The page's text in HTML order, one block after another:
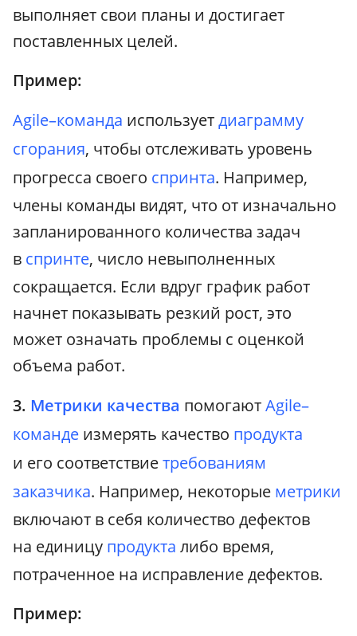
выполняет свои планы и достигает
поставленных целей.
Пример:
Agile–команда используетдиаграмму
сгорания, чтобы отслеживать уровень
прогресса своего спринта. Например,
члены команды видят, что от изначально
запланированного количества задач
в спринте, число невыполненных
сокращается. Если вдруг график работ
начнет показывать резкий рост, это
может означать проблемы с оценкой
объема работ.
3. Метрики качества помогаютAgile–
команде измерять качество продукта
и его соответствиетребованиям
заказчика. Например, некоторые метрики
включают в себя количество дефектов
на единицу продукта либо время,
потраченное на исправление дефектов.
Пример: